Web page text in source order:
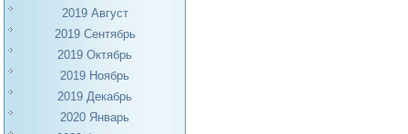
2019 Август
2019 Сентябрь
2019 Октябрь
2019 Ноябрь
2019 Декабрь
2020 Январь